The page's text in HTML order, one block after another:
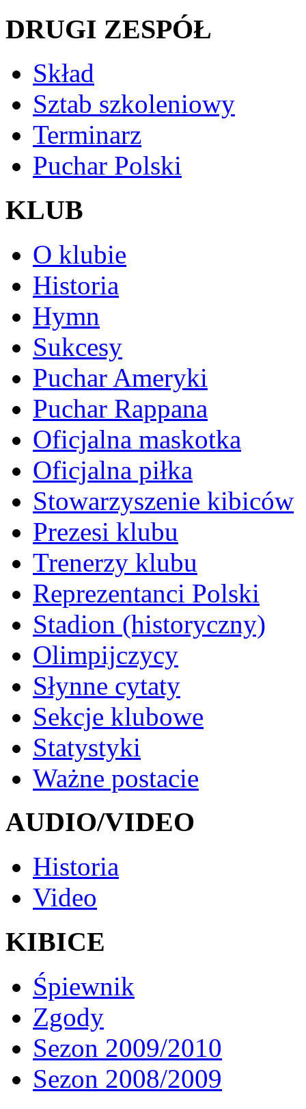
DRUGI ZESPÓŁ
Skład
Sztab szkoleniowy
Terminarz
Puchar Polski
KLUB
O klubie
Historia
Hymn
Sukcesy
Puchar Ameryki
Puchar Rappana
Oficjalna maskotka
Oficjalna piłka
Stowarzyszenie kibiców
Prezesi klubu
Trenerzy klubu
Reprezentanci Polski
Stadion (historyczny)
Olimpijczycy
Słynne cytaty
Sekcje klubowe
Statystyki
Ważne postacie
AUDIO/VIDEO
Historia
Video
KIBICE
Śpiewnik
Zgody
Sezon 2009/2010
Sezon 2008/2009